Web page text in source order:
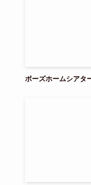
ボーズホームシアタ